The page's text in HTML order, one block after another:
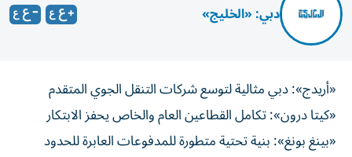
دبي: «الخليج»
«أريدج»: دبي مثالية لتوسع شركات التنقل الجوي المتقدم
«كيتا درون»: تكامل القطاعين العام والخاص يحفز الابتكار
«بينغ بونغ»: بنية تحتية متطورة للمدفوعات العابرة للحدود